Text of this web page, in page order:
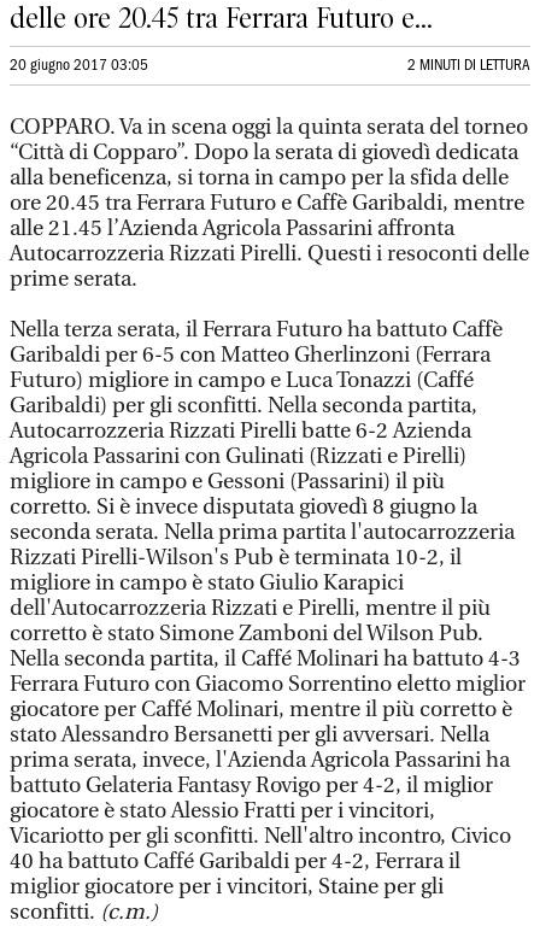
delle ore 20.45 tra Ferrara Futuro e...
20 giugno 2017 03:05 2 MINUTI DI LETTURA
COPPARO. Va in scena oggi la quinta serata del torneo
“Città di Copparo”. Dopo la serata di giovedì dedicata
alla beneficenza, si torna in campo per la sfida delle
ore 20.45 tra Ferrara Futuro e Caffè Garibaldi, mentre
alle 21.45 l’Azienda Agricola Passarini affronta
Autocarrozzeria Rizzati Pirelli. Questi i resoconti delle
prime serata.
Nella terza serata, il Ferrara Futuro ha battuto Caffè
Garibaldi per 6-5 con Matteo Gherlinzoni (Ferrara
Futuro) migliore in campo e Luca Tonazzi (Caffé
Garibaldi) per gli sconfitti. Nella seconda partita,
Autocarrozzeria Rizzati Pirelli batte 6-2 Azienda
Agricola Passarini con Gulinati (Rizzati e Pirelli)
migliore in campo e Gessoni (Passarini) il più
corretto. Si è invece disputata giovedì 8 giugno la
seconda serata. Nella prima partita l'autocarrozzeria
Rizzati Pirelli-Wilson's Pub è terminata 10-2, il
migliore in campo è stato Giulio Karapici
dell'Autocarrozzeria Rizzati e Pirelli, mentre il più
corretto è stato Simone Zamboni del Wilson Pub.
Nella seconda partita, il Caffé Molinari ha battuto 4-3
Ferrara Futuro con Giacomo Sorrentino eletto miglior
giocatore per Caffé Molinari, mentre il più corretto è
stato Alessandro Bersanetti per gli avversari. Nella
prima serata, invece, l'Azienda Agricola Passarini ha
battuto Gelateria Fantasy Rovigo per 4-2, il miglior
giocatore è stato Alessio Fratti per i vincitori,
Vicariotto per gli sconfitti. Nell'altro incontro, Civico
40 ha battuto Caffé Garibaldi per 4-2, Ferrara il
miglior giocatore per i vincitori, Staine per gli
sconfitti. (c.m.)